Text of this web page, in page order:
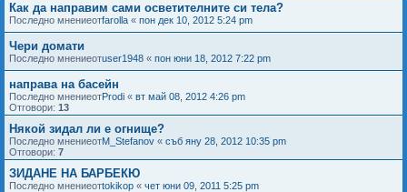
Как да направим сами осветителните си тела?
Последно мнениеотfarolla « пон дек 10, 2012 5:24 pm
Чери домати
Последно мнениеотuser1948 « пон юни 18, 2012 7:22 pm
направа на басейн
Последно мнениеотProdi « вт май 08, 2012 4:26 pm
Отговори: 13
Някой зидал ли е огнище?
Последно мнениеотM_Stefanov « съб яну 28, 2012 10:35 pm
Отговори: 7
ЗИДАНЕ НА БАРБЕКЮ
Последно мнениеотtokikop « чет юни 09, 2011 5:25 pm